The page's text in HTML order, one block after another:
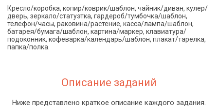
Кресло/коробка, копир/коврик/шаблон, чайник/диван, кулер/
дверь, зеркало/статуэтка, гардероб/тумбочка/шаблон,
телефон/часы, раковина/растение, касса/лампа/шаблон,
батарея/бумага/шаблон, картина/маркер, клавиатура/
подоконник, кофеварка/календарь/шаблон, плакат/тарелка,
папка/полка.
Описание заданий
Ниже представлено краткое описание каждого задания.